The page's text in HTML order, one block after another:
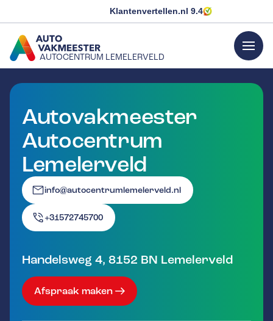
Klantenvertellen.nl 9.4
AUTOCENTRUM LEMELERVELD
GA NAAR DE HOMEPAGINA
menu
Autovakmeester
Autocentrum
Lemelerveld
info@autocentrumlemelerveld.nl
+31572745700
Handelsweg 4, 8152 BN Lemelerveld
Afspraak maken